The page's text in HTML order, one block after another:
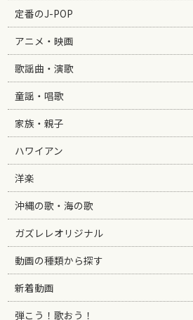
定番のJ-POP
アニメ・映画
歌謡曲・演歌
童謡・唱歌
家族・親子
ハワイアン
洋楽
沖縄の歌・海の歌
ガズレレオリジナル
動画の種類から探す
新着動画
弾こう！歌おう！